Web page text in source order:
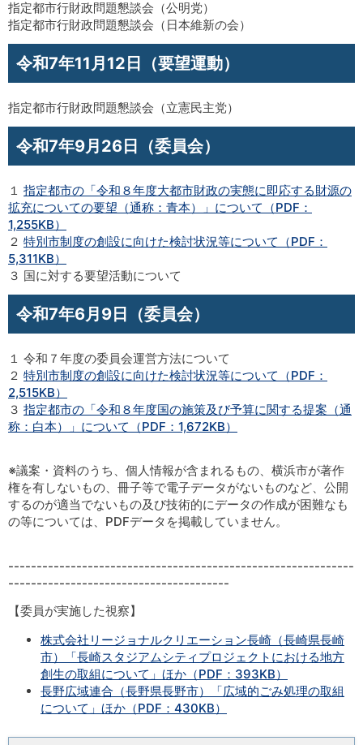
指定都市行財政問題懇談会（公明党）
指定都市行財政問題懇談会（日本維新の会）
令和7年11月12日（要望運動）
指定都市行財政問題懇談会（立憲民主党）
令和7年9月26日（委員会）
１ 指定都市の「令和８年度大都市財政の実態に即応する財源の
拡充についての要望（通称：青本）」について（PDF：
1,255KB）
２ 特別市制度の創設に向けた検討状況等について（PDF：
5,311KB）
３ 国に対する要望活動について
令和7年6月9日（委員会）
１ 令和７年度の委員会運営方法について
２ 特別市制度の創設に向けた検討状況等について（PDF：
2,515KB）
３ 指定都市の「令和８年度国の施策及び予算に関する提案（通
称：白本）」について（PDF：1,672KB）
※議案・資料のうち、個人情報が含まれるもの、横浜市が著作
権を有しないもの、冊子等で電子データがないものなど、公開
するのが適当でないもの及び技術的にデータの作成が困難なも
の等については、PDFデータを掲載していません。
-------------------------------------------------------------
---------------------------------------
【委員が実施した視察】
株式会社リージョナルクリエーション長崎（長崎県長崎
市）「長崎スタジアムシティプロジェクトにおける地方
創生の取組について」ほか（PDF：393KB）
長野広域連合（長野県長野市）「広域的ごみ処理の取組
について」ほか（PDF：430KB）